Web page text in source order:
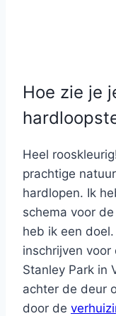
Hoe zie je
Heel
prachtige
hardlopen. Ik
schema voor
heb ik een
inschrijven voor
Stanley Park in
achter de deur
door de